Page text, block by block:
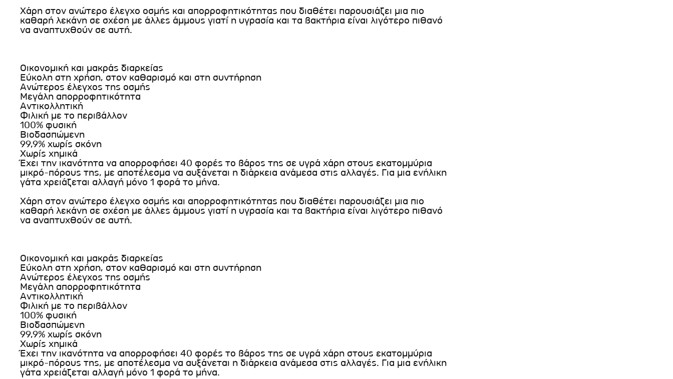
Χάρη στον ανώτερο έλεγχο οσμής και απορροφητικότητας που διαθέτει παρουσιάζει μια πιο
καθαρή λεκάνη σε σχέση με άλλες άμμους γιατί η υγρασία και τα βακτήρια είναι λιγότερο πιθανό
να αναπτυχθούν σε αυτή.
Οικονομική και μακράς διαρκείας
Εύκολη στη χρήση, στον καθαρισμό και στη συντήρηση
Ανώτερος έλεγχος της οσμής
Μεγάλη απορροφητικότητα
Αντικολλητική
Φιλική με το περιβάλλον
100% φυσική
Βιοδασπώμενη
99,9% χωρίς σκόνη
Χωρίς χημικά
Έχει την ικανότητα να απορροφήσει 40 φορές το βάρος της σε υγρά χάρη στους εκατομμύρια
μικρό-πόρους της, με αποτέλεσμα να αυξάνεται η διάρκεια ανάμεσα στις αλλαγές. Για μια ενήλικη
γάτα χρειάζεται αλλαγή μόνο 1 φορά το μήνα.
Χάρη στον ανώτερο έλεγχο οσμής και απορροφητικότητας που διαθέτει παρουσιάζει μια πιο
καθαρή λεκάνη σε σχέση με άλλες άμμους γιατί η υγρασία και τα βακτήρια είναι λιγότερο πιθανό
να αναπτυχθούν σε αυτή.
Οικονομική και μακράς διαρκείας
Εύκολη στη χρήση, στον καθαρισμό και στη συντήρηση
Ανώτερος έλεγχος της οσμής
Μεγάλη απορροφητικότητα
Αντικολλητική
Φιλική με το περιβάλλον
100% φυσική
Βιοδασπώμενη
99,9% χωρίς σκόνη
Χωρίς χημικά
Έχει την ικανότητα να απορροφήσει 40 φορές το βάρος της σε υγρά χάρη στους εκατομμύρια
μικρό-πόρους της, με αποτέλεσμα να αυξάνεται η διάρκεια ανάμεσα στις αλλαγές. Για μια ενήλικη
γάτα χρειάζεται αλλαγή μόνο 1 φορά το μήνα.